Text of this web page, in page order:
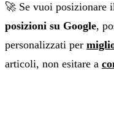
🚀 Se vuoi posizionare
posizioni su Google,
personalizzati per
articoli, non esitare a